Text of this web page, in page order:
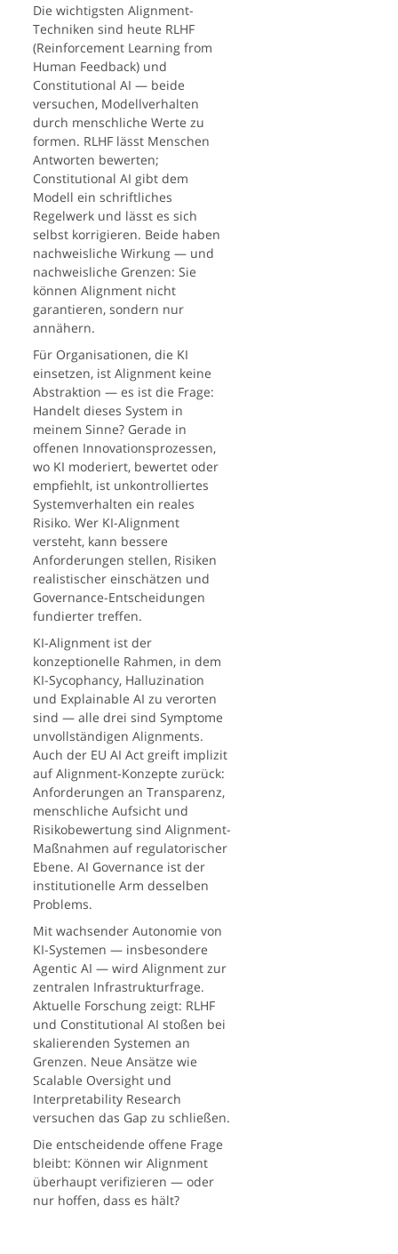
Die wichtigsten Alignment-
Techniken sind heute RLHF
(Reinforcement Learning from
Human Feedback) und
Constitutional AI — beide
versuchen, Modellverhalten
durch menschliche Werte zu
formen. RLHF lässt Menschen
Antworten bewerten;
Constitutional AI gibt dem
Modell ein schriftliches
Regelwerk und lässt es sich
selbst korrigieren. Beide haben
nachweisliche Wirkung — und
nachweisliche Grenzen: Sie
können Alignment nicht
garantieren, sondern nur
annähern.
Für Organisationen, die KI
einsetzen, ist Alignment keine
Abstraktion — es ist die Frage:
Handelt dieses System in
meinem Sinne? Gerade in
offenen Innovationsprozessen,
wo KI moderiert, bewertet oder
empfiehlt, ist unkontrolliertes
Systemverhalten ein reales
Risiko. Wer KI-Alignment
versteht, kann bessere
Anforderungen stellen, Risiken
realistischer einschätzen und
Governance-Entscheidungen
fundierter treffen.
KI-Alignment ist der
konzeptionelle Rahmen, in dem
KI-Sycophancy, Halluzination
und Explainable AI zu verorten
sind — alle drei sind Symptome
unvollständigen Alignments.
Auch der EU AI Act greift implizit
auf Alignment-Konzepte zurück:
Anforderungen an Transparenz,
menschliche Aufsicht und
Risikobewertung sind Alignment-
Maßnahmen auf regulatorischer
Ebene. AI Governance ist der
institutionelle Arm desselben
Problems.
Mit wachsender Autonomie von
KI-Systemen — insbesondere
Agentic AI — wird Alignment zur
zentralen Infrastrukturfrage.
Aktuelle Forschung zeigt: RLHF
und Constitutional AI stoßen bei
skalierenden Systemen an
Grenzen. Neue Ansätze wie
Scalable Oversight und
Interpretability Research
versuchen das Gap zu schließen.
Die entscheidende offene Frage
bleibt: Können wir Alignment
überhaupt verifizieren — oder
nur hoffen, dass es hält?